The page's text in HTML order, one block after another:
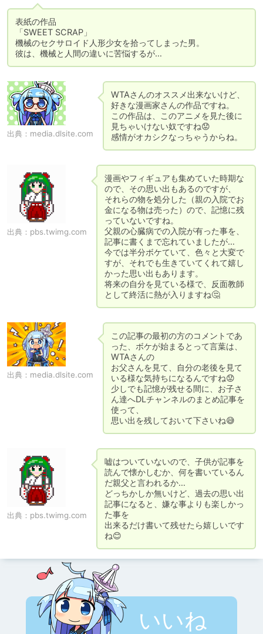
表紙の作品
「SWEET SCRAP」
機械のセクサロイド人形少女を拾ってしまった男。
彼は、機械と人間の違いに苦悩するが…
出典： media.dlsite.com
WTAさんのオススメ出来ないけど、
好きな漫画家さんの作品ですね。
この作品は、このアニメを見た後に
見ちゃいけない奴ですね😟
感情がオカシクなっちゃうからね。
出典： pbs.twimg.com
漫画やフィギュアも集めていた時期な
ので、その思い出もあるのですが、
それらの物を処分した（親の入院でお
金になる物は売った）ので、記憶に残
っていないですね。
父親の心臓病での入院が有った事を、
記事に書くまで忘れていましたが…
今では半分ボケていて、色々と大変で
すが、それでも生きていてくれて嬉し
かった思い出もあります。
将来の自分を見ている様で、反面教師
として終活に熱が入りますね🤔
出典： media.dlsite.com
この記事の最初の方のコメントであ
った、ボケが始まるとって言葉は、
WTAさんの
お父さんを見て、自分の老後を見て
いる様な気持ちになるんですね😟
少しでも記憶が残せる間に、お子さ
ん達へDLチャンネルのまとめ記事を
使って、
思い出を残しておいて下さいね😅
出典： pbs.twimg.com
嘘はついていないので、子供が記事を
読んで懐かしむか、何を書いているん
だ親父と言われるか…
どっちかしか無いけど、過去の思い出
記事になると、嫌な事よりも楽しかっ
た事を
出来るだけ書いて残せたら嬉しいです
ね😊
いいね